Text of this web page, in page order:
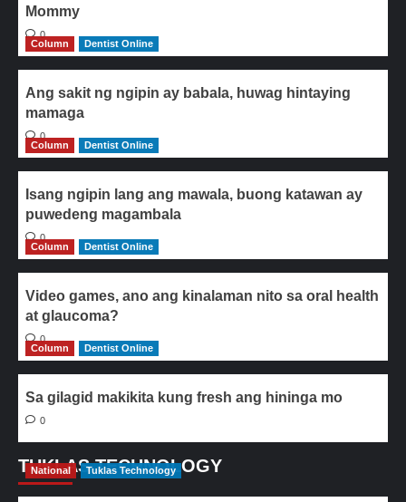
Mommy
0
Column
Dentist Online
Ang sakit ng ngipin ay babala, huwag hintaying
mamaga
0
Column
Dentist Online
Isang ngipin lang ang mawala, buong katawan ay
puwedeng magambala
0
Column
Dentist Online
Video games, ano ang kinalaman nito sa oral health
at glaucoma?
0
Column
Dentist Online
Sa gilagid makikita kung fresh ang hininga mo
0
TUKLAS TECHNOLOGY
National Tuklas Technology